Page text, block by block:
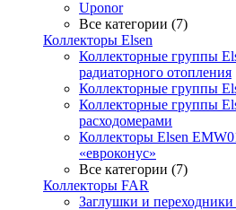
Uponor
Все категории (7)
Коллекторы Elsen
Коллекторные группы
радиаторного отопления
Коллекторные группы
Коллекторные группы
расходомерами
Коллекторы Elsen
«евроконус»
Все категории (7)
Коллекторы FAR
Заглушки и переходники